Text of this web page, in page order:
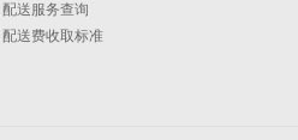
配送服务查询
配送费收取标准